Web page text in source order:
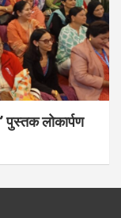
पुस्तक लोकार्पण